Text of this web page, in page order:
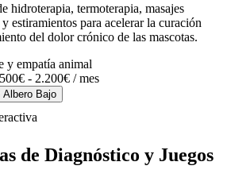
hidroterapia, termoterapia, masajes
estiramientos para acelerar la curación
del dolor crónico de las mascotas.
y empatía animal
- 2.200€ / mes
Albero Bajo
de Diagnóstico y Juegos